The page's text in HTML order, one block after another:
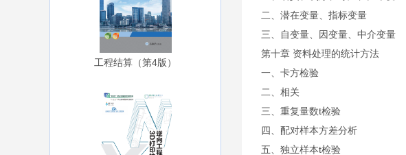
工程结算（第4版）
二、潜在变量、指标变量
三、自变量、因变量、中介变量
第十章 资料处理的统计方法
一、卡方检验
二、相关
三、重复量数t检验
四、配对样本方差分析
五、独立样本t检验